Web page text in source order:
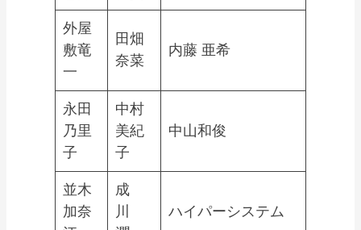
外屋
敷竜
一
田畑
奈菜
内藤 亜希
永田
乃里
子
中村
美紀
子
中山和俊
並木
加奈
成
川
ハイパーシステム